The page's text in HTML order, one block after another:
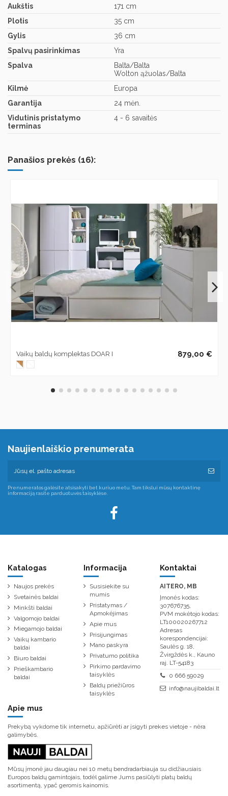
Aukštis
171 cm
Plotis
35 cm
Gylis
36 cm
Spalvų pasirinkimas
Yra
Spalva
Balta/Balta
Wolton ąžuolas/Balta
Kilmė
Europa
Garantija
24 mėn.
Vidutinis pristatymo
terminas
4 - 6 savaitės
Panašios prekės (16):
Vaikų baldų komplektas DOAR I 879,00 €
Naujienlaiškio prenumerata
Prenumeratos galėsite atsisakyti bet kuriuo metu. Tam tikslui mūsų kontaktinę
informaciją rasite parduotuvės taisyklėse.
Katalogas
Naujos prekės
Svetainės baldai
Minkšti baldai
Valgomojo baldai
Miegamojo baldai
Vaikų kambario
baldai
Biuro baldai
Prieškambario
baldai
Informacija
Susisiekite su
mumis
Pristatymas /
Apmokėjimas
Apie mus
Prisijungimas
Mano paskyra
Privatumo politika
Pirkimo pardavimo
taisyklės
Baldų priežiūros
taisyklės
Kontaktai
AITERO, MB
Įmonės kodas:
307676735,
PVM mokėtojo kodas:
LT100020267712
Adresas
korespondencijai:
Saulės g. 18,
Žvirgždės k., Kauno
raj. LT-54183
0 666 59029
info@naujibaldai.lt
Apie mus
Prekybą vykdome tik internetu, apžiūrėti ar įsigyti prekes vietoje - nėra
galimybės.
Mūsų įmonė jau daugiau nei 10 metų bendradarbiauja su didžiausiais
Europos baldų gamintojais, todėl galime Jums pasiūlyti platų baldų
asortimentą, ypač geromis kainomis.